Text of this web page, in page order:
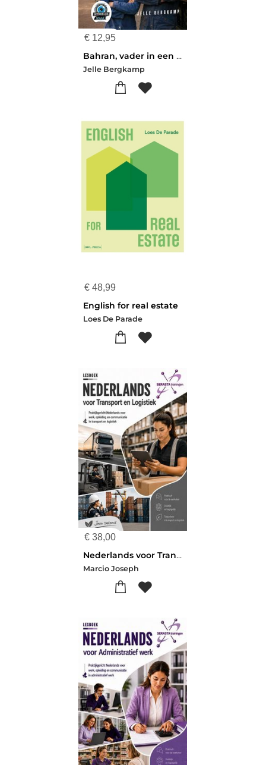
€ 12,95
Bahran, vader in een nieuw land
Jelle Bergkamp
€ 48,99
English for real estate
Loes De Parade
€ 38,00
Nederlands voor Transport en Logistiek
Marcio Joseph